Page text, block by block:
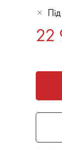
22